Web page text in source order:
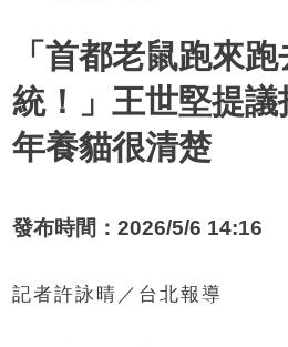
「首都老鼠跑來
統！」王世堅提
年養貓很清楚
發布時間：2026/5/6 14:16
記者許詠晴／台北報導